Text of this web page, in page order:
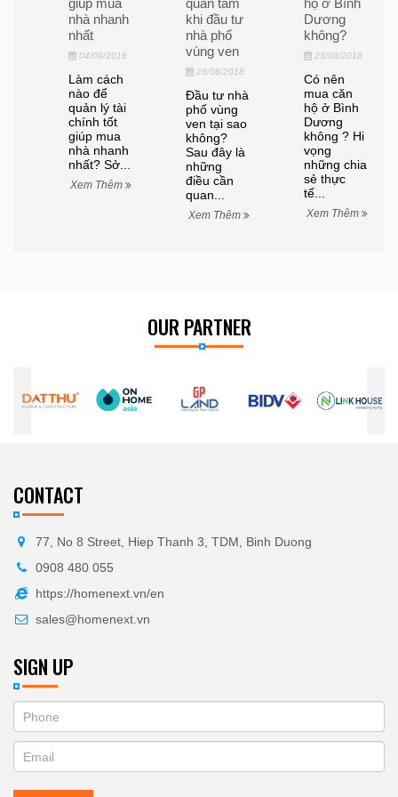
giúp mua
nhà nhanh
nhất
04/09/2018
Làm cách
nào để
quản lý tài
chính tốt
giúp mua
nhà nhanh
nhất? Sở...
Xem Thêm
quan tâm
khi đầu tư
nhà phố
vùng ven
28/08/2018
Đầu tư nhà
phố vùng
ven tại sao
không?
Sau đây là
những
điều cần
quan...
Xem Thêm
hộ ở Bình
Dương
không?
23/08/2018
Có nên
mua căn
hộ ở Bình
Dương
không ? Hi
vọng
những chia
sẻ thực
tế...
Xem Thêm
OUR PARTNER
CONTACT
77, No 8 Street, Hiep Thanh 3, TDM, Binh Duong
0908 480 055
https://homenext.vn/en
sales@homenext.vn
SIGN UP
ĐĂNG
KÝ
NHẬN
you
are
human,
leave